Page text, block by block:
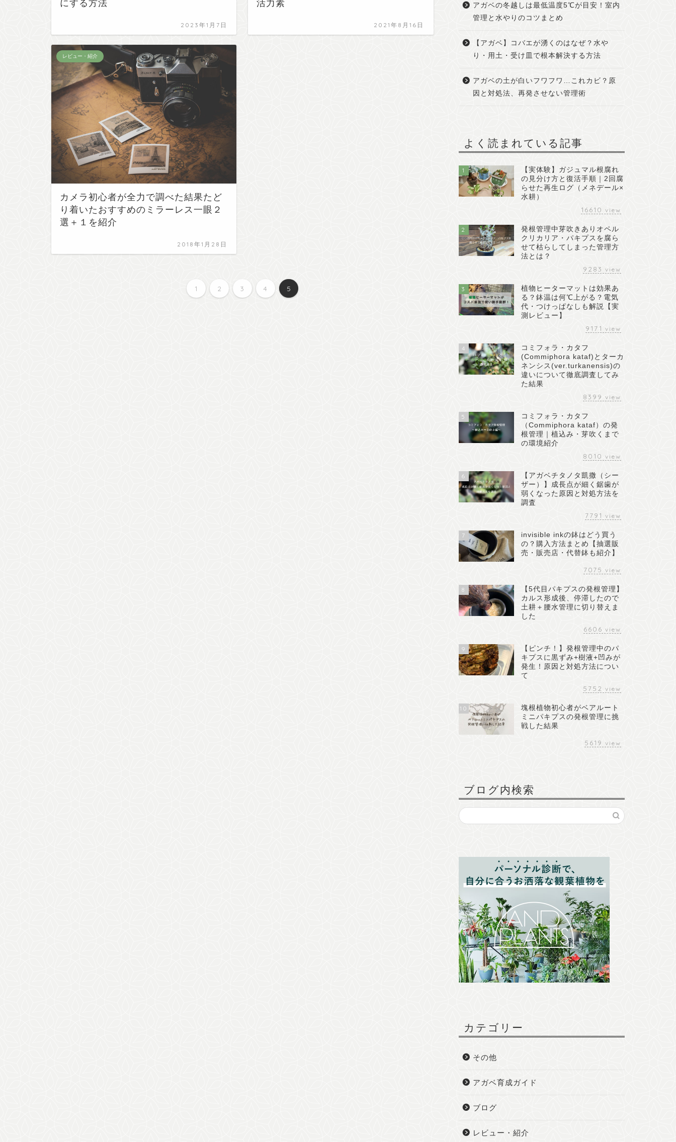
にする方法
2023年1月7日
活力素
2021年8月16日
レビュー・紹介
カメラ初心者が全力で調べた結果たど
り着いたおすすめのミラーレス一眼２
選＋１を紹介
2018年1月28日
1 2 3 4 5
アガベの冬越しは最低温度5℃が目安！室内
管理と水やりのコツまとめ
【アガベ】コバエが湧くのはなぜ？水や
り・用土・受け皿で根本解決する方法
アガベの土が白いフワフワ…これカビ？原
因と対処法、再発させない管理術
よく読まれている記事
1
【実体験】ガジュマル根腐れ
の見分け方と復活手順｜2回腐
らせた再生ログ（メネデール×
水耕）
16610 view
2
発根管理中芽吹きありオペル
クリカリア・パキプスを腐ら
せて枯らしてしまった管理方
法とは？
9283 view
3
植物ヒーターマットは効果あ
る？鉢温は何℃上がる？電気
代・つけっぱなしも解説【実
測レビュー】
9171 view
4
コミフォラ・カタフ
(Commiphora kataf)とターカ
ネンシス(ver.turkanensis)の
違いについて徹底調査してみ
た結果
8399 view
5
コミフォラ・カタフ
（Commiphora kataf）の発
根管理｜植込み・芽吹くまで
の環境紹介
8010 view
6
【アガベチタノタ凱撒（シー
ザー）】成長点が細く鋸歯が
弱くなった原因と対処方法を
調査
7791 view
7
invisible inkの鉢はどう買う
の？購入方法まとめ【抽選販
売・販売店・代替鉢も紹介】
7075 view
8
【5代目パキプスの発根管理】
カルス形成後、停滞したので
土耕＋腰水管理に切り替えま
した
6606 view
9
【ピンチ！】発根管理中のパ
キプスに黒ずみ+樹液+凹みが
発生！原因と対処方法につい
て
5752 view
10
塊根植物初心者がベアルート
ミニパキプスの発根管理に挑
戦した結果
5619 view
ブログ内検索
カテゴリー
その他
アガベ育成ガイド
ブログ
レビュー・紹介